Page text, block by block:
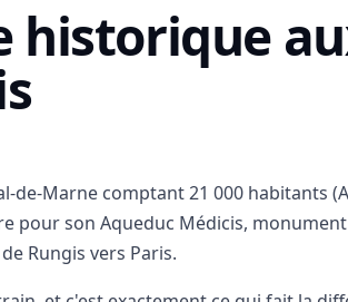
historique
de-Marne comptant 21 000 habitants
pour son Aqueduc Médicis,
Rungis vers Paris.